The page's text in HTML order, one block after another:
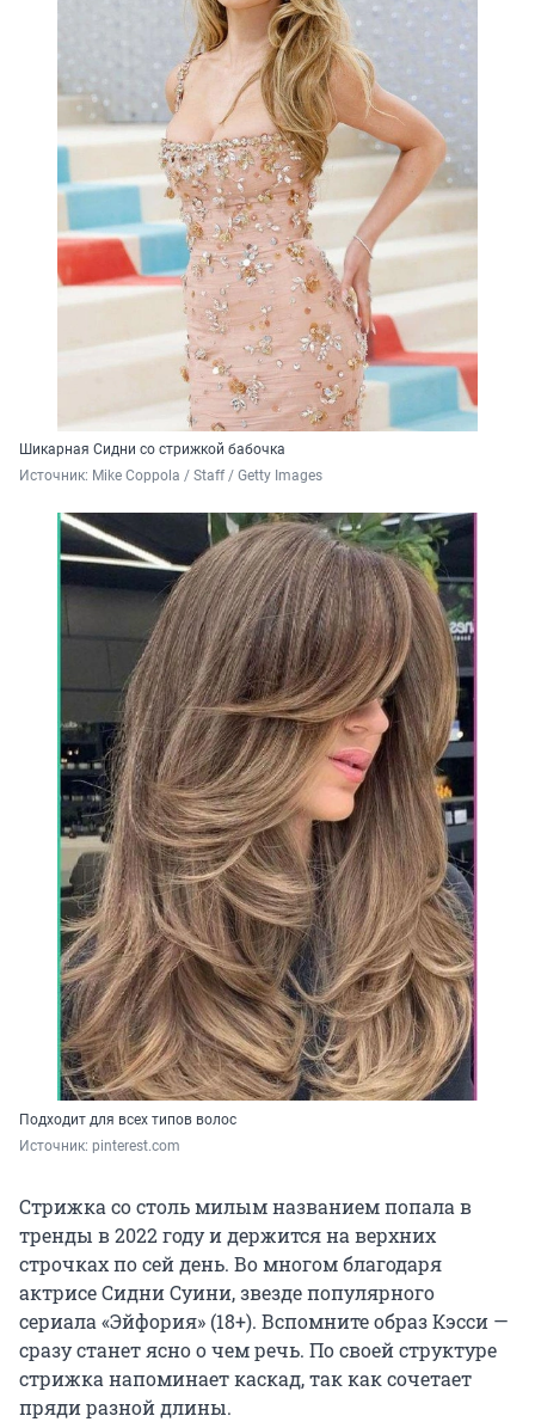
Шикарная Сидни со стрижкой бабочка
Источник: Mike Coppola / Staff / Getty Images
Подходит для всех типов волос
Источник: pinterest.com
Стрижка со столь милым названием попала в
тренды в 2022 году и держится на верхних
строчках по сей день. Во многом благодаря
актрисе Сидни Суини, звезде популярного
сериала «Эйфория» (18+). Вспомните образ Кэсси —
сразу станет ясно о чем речь. По своей структуре
стрижка напоминает каскад, так как сочетает
пряди разной длины.